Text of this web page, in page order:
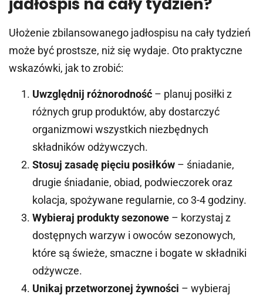
Ułożenie zbilansowanego jadłospisu na cały tydzień
może być prostsze, niż się wydaje. Oto praktyczne
wskazówki, jak to zrobić:
Uwzględnij różnorodność – planuj posiłki z
różnych grup produktów, aby dostarczyć
organizmowi wszystkich niezbędnych
składników odżywczych.
Stosuj zasadę pięciu posiłków – śniadanie,
drugie śniadanie, obiad, podwieczorek oraz
kolacja, spożywane regularnie, co 3-4 godziny.
Wybieraj produkty sezonowe – korzystaj z
dostępnych warzyw i owoców sezonowych,
które są świeże, smaczne i bogate w składniki
odżywcze.
Unikaj przetworzonej żywności – wybieraj